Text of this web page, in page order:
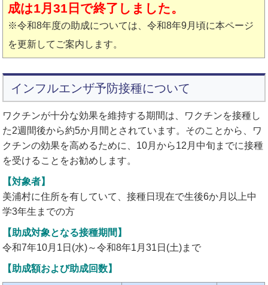
成は1月31日で終了しました。
※令和8年度の助成については、令和8年9月頃に本ページ
を更新してご案内します。
インフルエンザ予防接種について
ワクチンが十分な効果を維持する期間は、ワクチンを接種し
た2週間後から約5か月間とされています。そのことから、ワ
クチンの効果を高めるために、10月から12月中旬までに接種
を受けることをお勧めします。
【対象者】
美浦村に住所を有していて、接種日現在で生後6か月以上中
学3年生までの方
【助成対象となる接種期間】
令和7年10月1日(水)～令和8年1月31日(土)まで
【助成額および助成回数】